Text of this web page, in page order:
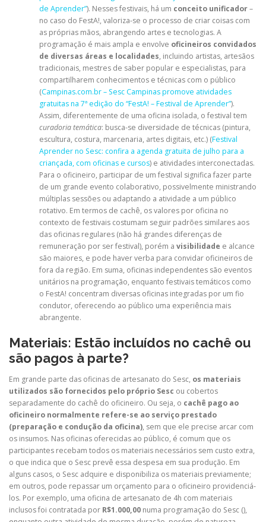
de Aprender”). Nesses festivais, há um conceito unificador–
no caso do FestA!, valoriza-se o processo de criar coisas com
as próprias mãos, abrangendo artes e tecnologias. A
programação é mais ampla e envolve oficineiros convidados
de diversas áreas e localidades, incluindo artistas, artesãos
tradicionais, mestres de saber popular e especialistas, para
compartilharem conhecimentos e técnicas com o público
(Campinas.com.br – Sesc Campinas promove atividades
gratuitas na 7ª edição do “FestA! – Festival de Aprender”).
Assim, diferentemente de uma oficina isolada, o festival tem
curadoria temática: busca-se diversidade de técnicas (pintura,
escultura, costura, marcenaria, artes digitais, etc.) (Festival
Aprender no Sesc: confira a agenda gratuita de julho para a
criançada, com oficinas e cursos) e atividades interconectadas.
Para o oficineiro, participar de um festival significa fazer parte
de um grande evento colaborativo, possivelmente ministrando
múltiplas sessões ou adaptando a atividade a um público
rotativo. Em termos de cachê, os valores por oficina no
contexto de festivais costumam seguir padrões similares aos
das oficinas regulares (não há grandes diferenças de
remuneração por ser festival), porém a visibilidade e alcance
são maiores, e pode haver verba para convidar oficineiros de
fora da região. Em suma, oficinas independentes são eventos
unitários na programação, enquanto festivais temáticos como
o FestA! concentram diversas oficinas integradas por um fio
condutor, oferecendo ao público uma experiência mais
abrangente.
Materiais: Estão incluídos no cachê ou
são pagos à parte?
Em grande parte das oficinas de artesanato do Sesc, os materiais
utilizados são fornecidos pelo próprio Sesc ou cobertos
separadamente do cachê do oficineiro. Ou seja, o cachê pago ao
oficineiro normalmente refere-se ao serviço prestado
(preparação e condução da oficina), sem que ele precise arcar com
os insumos. Nas oficinas oferecidas ao público, é comum que os
participantes recebam todos os materiais necessários sem custo extra,
o que indica que o Sesc prevê essa despesa em sua produção. Em
alguns casos, o Sesc adquire e disponibiliza os materiais previamente;
em outros, pode repassar um orçamento para o oficineiro providenciá-
los. Por exemplo, uma oficina de artesanato de 4h com materiais
inclusos foi contratada por R$1.000,00 numa programação do Sesc (),